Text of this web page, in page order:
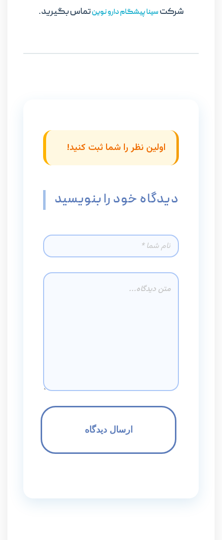
شرکتسینا پیشگام دارو نوینتماس بگیرید.
اولین نظر را شما ثبت کنید!
دیدگاه خود را بنویسید